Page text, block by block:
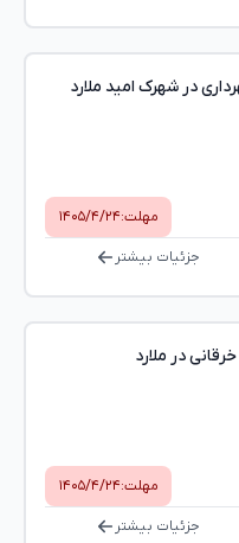
در شهرک امید ملارد
مهلت:۱۴۰۵/۴/۲۴
جزئیات بیشتر
در ملارد
مهلت:۱۴۰۵/۴/۲۴
جزئیات بیشتر